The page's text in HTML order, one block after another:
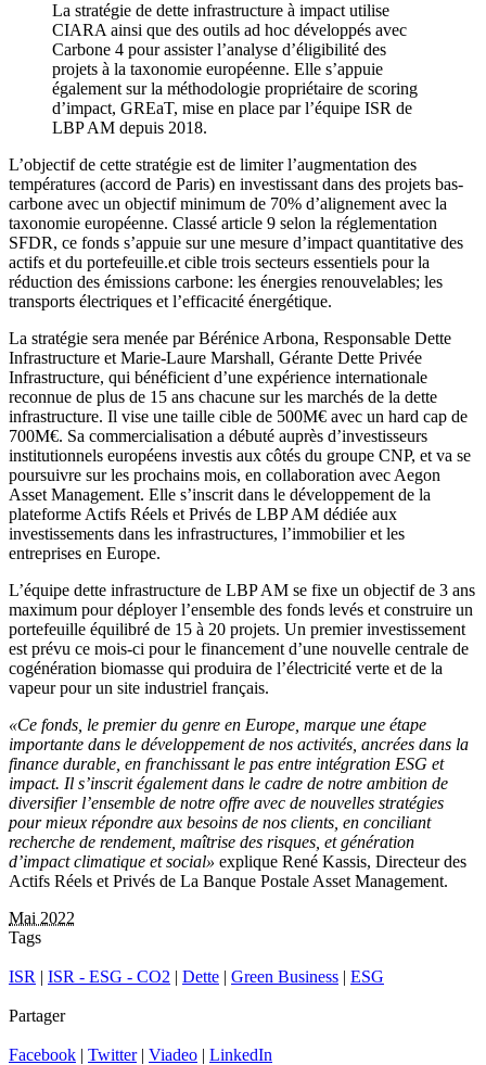
La stratégie de dette infrastructure à impact utilise
CIARA ainsi que des outils ad hoc développés avec
Carbone 4 pour assister l’analyse d’éligibilité des
projets à la taxonomie européenne. Elle s’appuie
également sur la méthodologie propriétaire de scoring
d’impact, GREaT, mise en place par l’équipe ISR de
LBP AM depuis 2018.
L’objectif de cette stratégie est de limiter l’augmentation des
températures (accord de Paris) en investissant dans des projets bas-
carbone avec un objectif minimum de 70% d’alignement avec la
taxonomie européenne. Classé article 9 selon la réglementation
SFDR, ce fonds s’appuie sur une mesure d’impact quantitative des
actifs et du portefeuille.et cible trois secteurs essentiels pour la
réduction des émissions carbone: les énergies renouvelables; les
transports électriques et l’efficacité énergétique.
La stratégie sera menée par Bérénice Arbona, Responsable Dette
Infrastructure et Marie-Laure Marshall, Gérante Dette Privée
Infrastructure, qui bénéficient d’une expérience internationale
reconnue de plus de 15 ans chacune sur les marchés de la dette
infrastructure. Il vise une taille cible de 500M€ avec un hard cap de
700M€. Sa commercialisation a débuté auprès d’investisseurs
institutionnels européens investis aux côtés du groupe CNP, et va se
poursuivre sur les prochains mois, en collaboration avec Aegon
Asset Management. Elle s’inscrit dans le développement de la
plateforme Actifs Réels et Privés de LBP AM dédiée aux
investissements dans les infrastructures, l’immobilier et les
entreprises en Europe.
L’équipe dette infrastructure de LBP AM se fixe un objectif de 3 ans
maximum pour déployer l’ensemble des fonds levés et construire un
portefeuille équilibré de 15 à 20 projets. Un premier investissement
est prévu ce mois-ci pour le financement d’une nouvelle centrale de
cogénération biomasse qui produira de l’électricité verte et de la
vapeur pour un site industriel français.
«Ce fonds, le premier du genre en Europe, marque une étape
importante dans le développement de nos activités, ancrées dans la
finance durable, en franchissant le pas entre intégration ESG et
impact. Il s’inscrit également dans le cadre de notre ambition de
diversifier l’ensemble de notre offre avec de nouvelles stratégies
pour mieux répondre aux besoins de nos clients, en conciliant
recherche de rendement, maîtrise des risques, et génération
d’impact climatique et social» explique René Kassis, Directeur des
Actifs Réels et Privés de La Banque Postale Asset Management.
Mai 2022
Tags
ISR | ISR - ESG - CO2 | Dette | Green Business | ESG
Partager
Facebook | Twitter| Viadeo | LinkedIn